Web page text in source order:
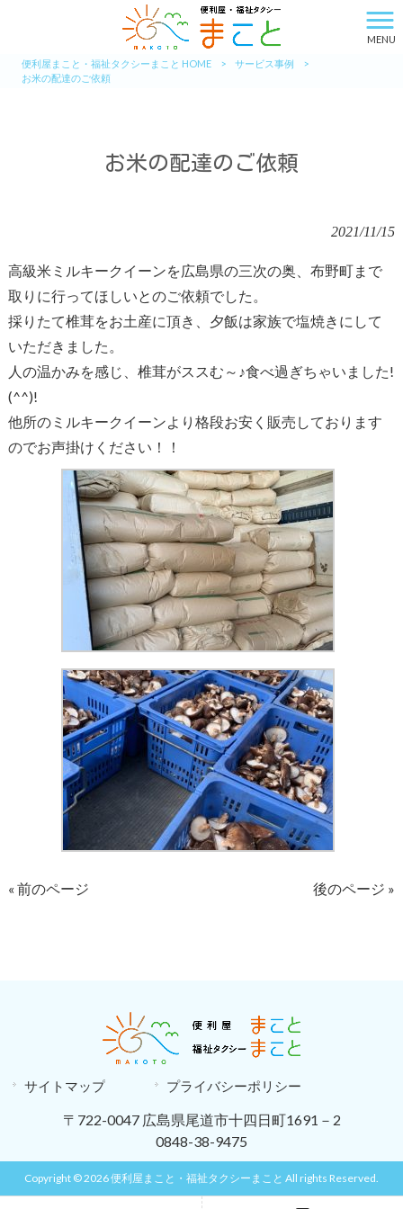
MENU
便利屋まこと・福祉タクシーまこと HOME > サービス事例
>
お米の配達のご依頼
お米の配達のご依頼
2021/11/15
高級米ミルキークイーンを広島県の三次の奥、布野町まで
取りに行ってほしいとのご依頼でした。
採りたて椎茸をお土産に頂き、夕飯は家族で塩焼きにして
いただきました。
人の温かみを感じ、椎茸がススむ～♪食べ過ぎちゃいました!
(^^)!
他所のミルキークイーンより格段お安く販売しております
のでお声掛けください！！
« 前のページ 後のページ »
サイトマップ プライバシーポリシー
〒722-0047 広島県尾道市十四日町1691－2
0848-38-9475
Copyright © 2026 便利屋まこと・福祉タクシーまこと All rights Reserved.